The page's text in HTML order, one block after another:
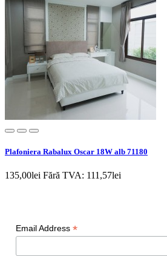
Plafoniera Rabalux Oscar 18W alb 71180
135,00lei Fără TVA: 111,57lei
Email Address *